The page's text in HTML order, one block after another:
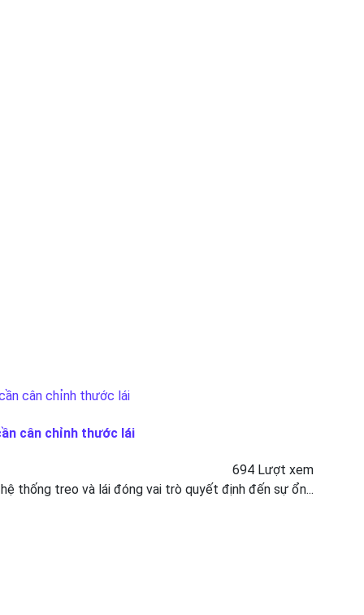
cân chỉnh thước lái
694 Lượt xem
thống treo và lái đóng vai trò quyết định đến sự ổn...